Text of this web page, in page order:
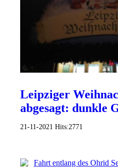
Leipziger
abgesagt: dunkle
21-11-2021 Hits:2771